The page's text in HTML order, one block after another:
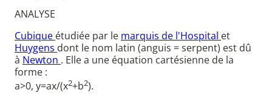
ANALYSE
Cubique étudiée par le marquis de l'Hospital et
Huygens dont le nom latin (anguis = serpent) est dû
à Newton . Elle a une équation cartésienne de la
forme :
a>0, y=ax/(x2+b2).